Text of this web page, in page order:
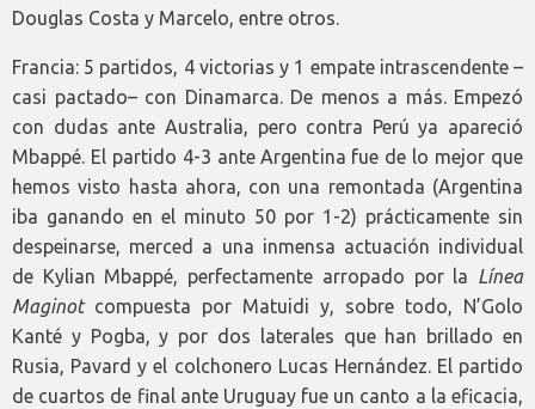
Douglas Costa y Marcelo, entre otros.
Francia: 5 partidos, 4 victorias y 1 empate intrascendente –
casi pactado– con Dinamarca. De menos a más. Empezó
con dudas ante Australia, pero contra Perú ya apareció
Mbappé. El partido 4-3 ante Argentina fue de lo mejor que
hemos visto hasta ahora, con una remontada (Argentina
iba ganando en el minuto 50 por 1-2) prácticamente sin
despeinarse, merced a una inmensa actuación individual
de Kylian Mbappé, perfectamente arropado por la Línea
Maginotcompuesta por Matuidi y, sobre todo, N’Golo
Kanté y Pogba, y por dos laterales que han brillado en
Rusia, Pavard y el colchonero Lucas Hernández. El partido
de cuartos de final ante Uruguay fue un canto a la eficacia,